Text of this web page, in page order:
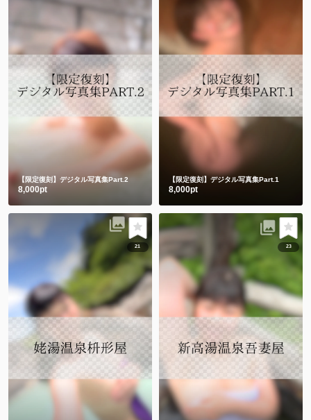
【限定復刻】デジタル写真集Part.2
8,000pt
【限定復刻】デジタル写真集Part.1
8,000pt
21 23